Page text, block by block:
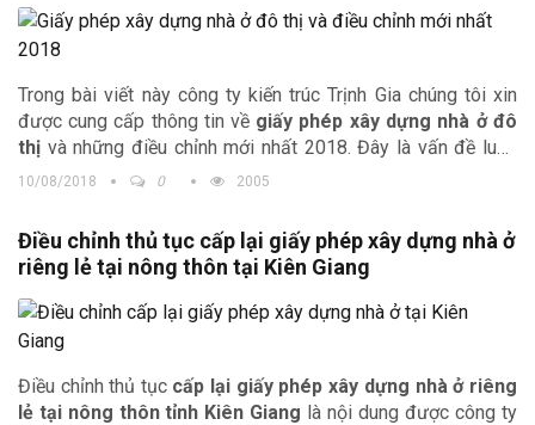
Trong bài viết này công ty kiến trúc Trịnh Gia chúng tôi xin
được cung cấp thông tin về giấy phép xây dựng nhà ở đô
thị và những điều chỉnh mới nhất 2018. Đây là vấn đề luôn
được chúng ta quan tâm vì vậy chúng ta thường xuyên phải
bản Nhà nước.
10/08/2018 0 2005
Điều chỉnh thủ tục cấp lại giấy phép xây dựng nhà ở
riêng lẻ tại nông thôn tại Kiên Giang
Điều chỉnh thủ tục cấp lại giấy phép xây dựng nhà ở riêng
lẻ tại nông thôn tỉnh Kiên Giang là nội dung được công ty